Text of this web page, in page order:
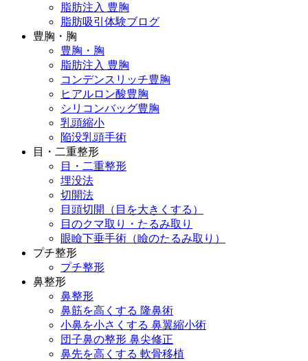
脂肪注入 豊胸
脂肪吸引体験ブログ
豊胸・胸
豊胸・胸
脂肪注入 豊胸
コンデンスリッチ豊胸
ヒアルロン酸豊胸
シリコンバッグ豊胸
乳頭縮小
陥没乳頭手術
目・二重整形
目・二重整形
埋没法
切開法
目頭切開（目を大きくする）
目のクマ取り・たるみ取り
眼瞼下垂手術（瞼のたるみ取り）
プチ整形
プチ整形
鼻整形
鼻整形
鼻筋を高くする 隆鼻術
小鼻を小さくする 鼻翼縮小術
団子鼻の整形 鼻尖修正
鼻先を高くする 軟骨移植